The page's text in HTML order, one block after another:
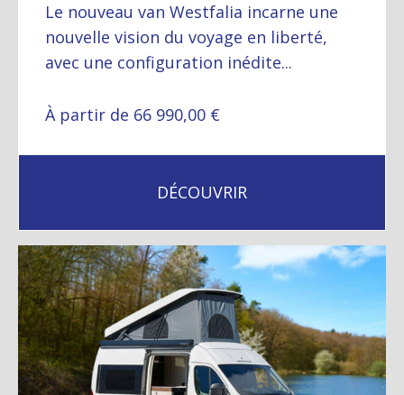
Le nouveau van Westfalia incarne une
nouvelle vision du voyage en liberté,
avec une configuration inédite...
À partir de 66 990,00 €
DÉCOUVRIR